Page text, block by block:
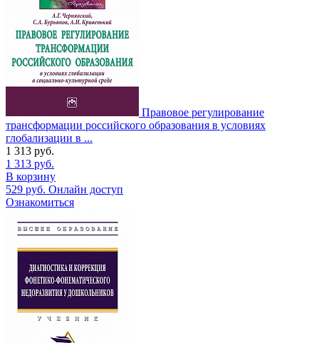
Правовое регулирование
трансформации российского образования в условиях
глобализации в ...
1 313 руб.
1 313 руб.
В корзину
529 руб. Онлайн доступ
Ознакомиться